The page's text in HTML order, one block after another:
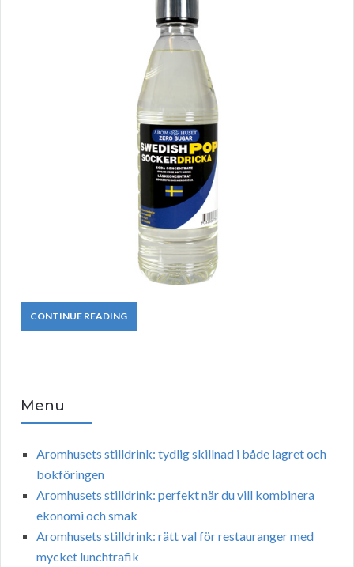
CONTINUE READING
Menu
Aromhusets stilldrink: tydlig skillnad i både lagret och
bokföringen
Aromhusets stilldrink: perfekt när du vill kombinera
ekonomi och smak
Aromhusets stilldrink: rätt val för restauranger med
mycket lunchtrafik